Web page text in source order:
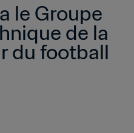
le Groupe
de la
du football